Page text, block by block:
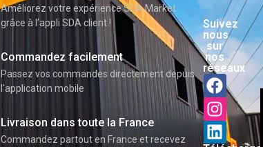
Améliorez votre expérience SDA Market
grâce à l'appli SDA client !
Commandez facilement
Passez vos commandes directement depuis
l'application mobile
Livraison dans toute la France
Commandez partout en France et recevez
Suivez
nous
sur
nos
réseaux